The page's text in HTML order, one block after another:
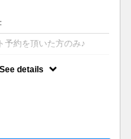
予約を頂いた方のみ♪
See details